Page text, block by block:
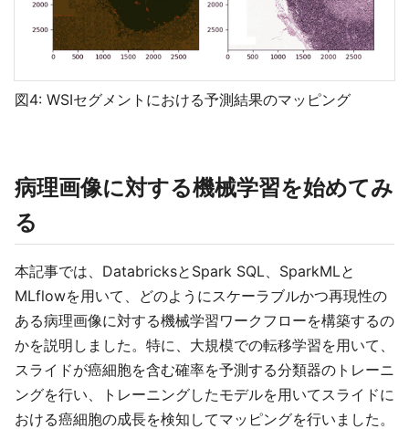
図4: WSIセグメントにおける予測結果のマッピング
病理画像に対する機械学習を始めてみ
る
本記事では、DatabricksとSpark SQL、SparkMLと
MLflowを用いて、どのようにスケーラブルかつ再現性の
ある病理画像に対する機械学習ワークフローを構築するの
かを説明しました。特に、大規模での転移学習を用いて、
スライドが癌細胞を含む確率を予測する分類器のトレーニ
ングを行い、トレーニングしたモデルを用いてスライドに
おける癌細胞の成長を検知してマッピングを行いました。